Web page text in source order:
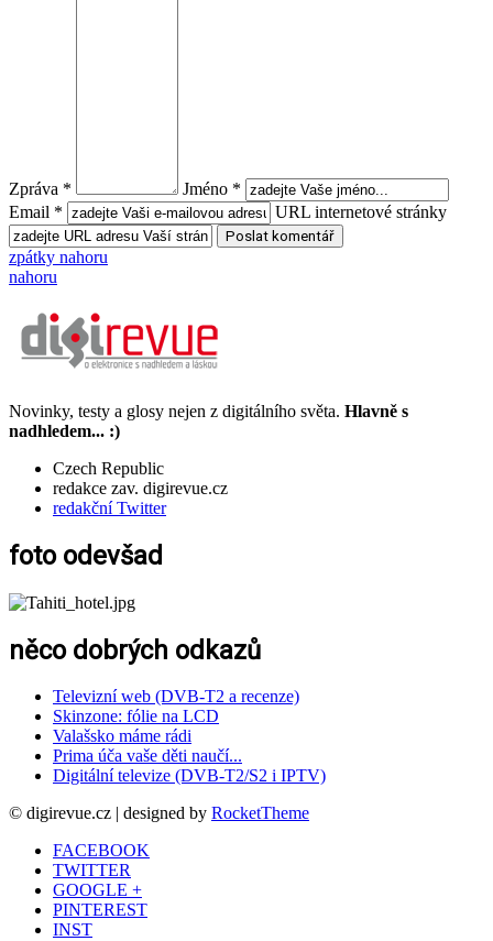
Zpráva *
Jméno *
Email *
URL internetové stránky
zpátky nahoru
nahoru
Novinky, testy a glosy nejen z digitálního světa. Hlavně s
nadhledem... :)
Czech Republic
redakce zav. digirevue.cz
redakční Twitter
foto odevšad
něco dobrých odkazů
Televizní web (DVB-T2 a recenze)
Skinzone: fólie na LCD
Valašsko máme rádi
Prima úča vaše děti naučí...
Digitální televize (DVB-T2/S2 i IPTV)
© digirevue.cz | designed by RocketTheme
FACEBOOK
TWITTER
GOOGLE +
PINTEREST
INST